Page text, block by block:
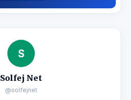
S
Solfej Net
@solfejnet